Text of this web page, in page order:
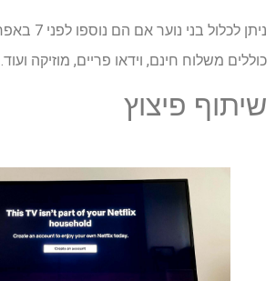
כוללים משלוח חינם, וידאו פריים, מוזיקה ועוד.
שיתוף פיצוץ